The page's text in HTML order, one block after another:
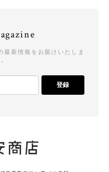
最新情報をお届けいたしま
登録